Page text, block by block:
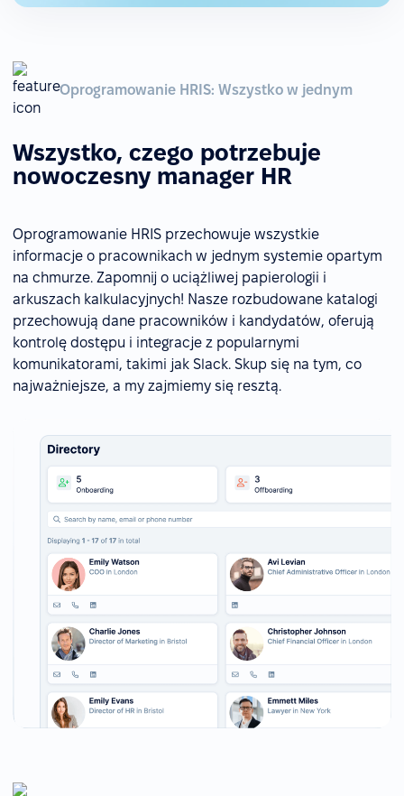
Oprogramowanie HRIS: Wszystko w jednym
Wszystko, czego potrzebuje
nowoczesny manager HR
Oprogramowanie HRIS przechowuje wszystkie
informacje o pracownikach w jednym systemie opartym
na chmurze. Zapomnij o uciążliwej papierologii i
arkuszach kalkulacyjnych! Nasze rozbudowane katalogi
przechowują dane pracowników i kandydatów, oferują
kontrolę dostępu i integracje z popularnymi
komunikatorami, takimi jak Slack. Skup się na tym, co
najważniejsze, a my zajmiemy się resztą.